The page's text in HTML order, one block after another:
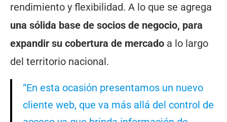
rendimiento y flexibilidad. A lo que se agrega
una sólida base de socios de negocio, para
expandir su cobertura de mercado a lo largo
del territorio nacional.
“En esta ocasión presentamos un nuevo
cliente web, que va más allá del control de